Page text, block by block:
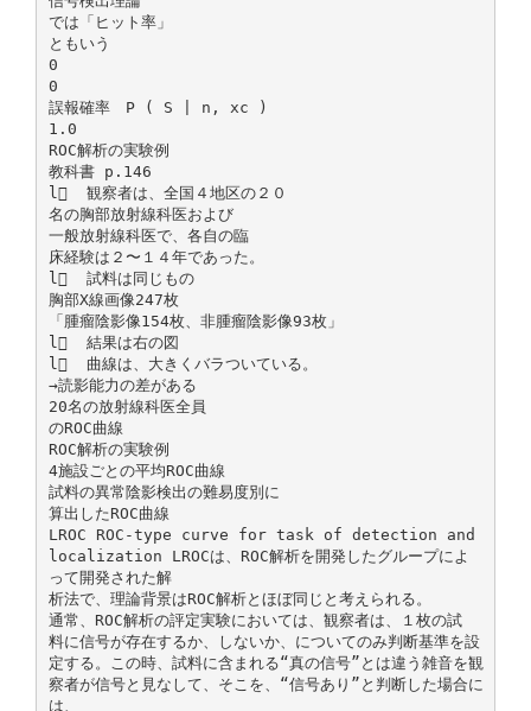
では「ヒット率」
ともいう
0
0
誤報確率 P ( S | n, xc )
1.0
ROC解析の実験例
教科書 p.146
l 観察者は、全国４地区の２０
名の胸部放射線科医および
一般放射線科医で、各自の臨
床経験は２〜１４年であった。
l 試料は同じもの
胸部X線画像247枚
「腫瘤陰影像154枚、非腫瘤陰影像93枚」
l 結果は右の図
l 曲線は、大きくバラついている。
→読影能力の差がある
20名の放射線科医全員
のROC曲線
ROC解析の実験例
4施設ごとの平均ROC曲線
試料の異常陰影検出の難易度別に
算出したROC曲線
LROC ROC-type curve for task of detection and
localization LROCは、ROC解析を開発したグループによ
って開発された解
析法で、理論背景はROC解析とほぼ同じと考えられる。
通常、ROC解析の評定実験においては、観察者は、１枚の試
料に信号が存在するか、しないか、についてのみ判断基準を設
定する。この時、試料に含まれる“真の信号”とは違う雑音を観
察者が信号と見なして、そこを、“信号あり”と判断した場合に
は、